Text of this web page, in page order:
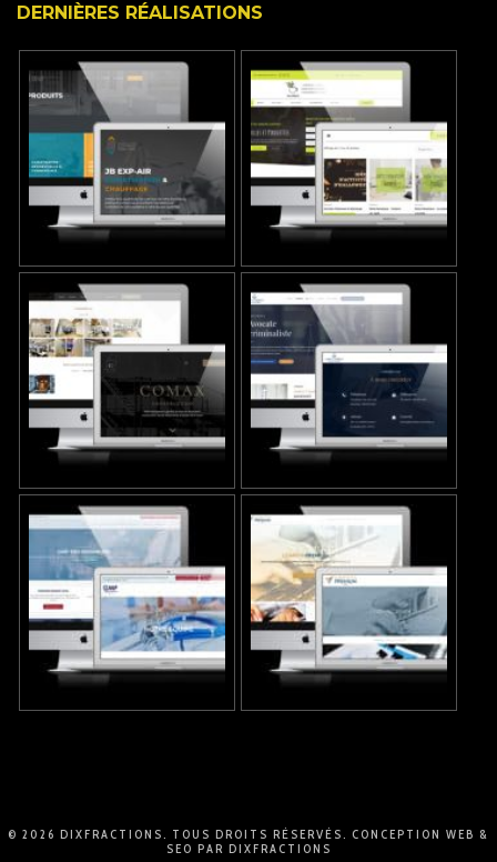
DERNIÈRES RÉALISATIONS
© 2026 DIXFRACTIONS. TOUS DROITS RÉSERVÉS. CONCEPTION WEB &
SEO PAR DIXFRACTIONS